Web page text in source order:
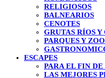
RELIGIOSOS
BALNEARIOS
CENOTES
GRUTAS RÍOS Y
PARQUES Y
ESCAPES
PARA EL FIN DE
LAS MEJORES